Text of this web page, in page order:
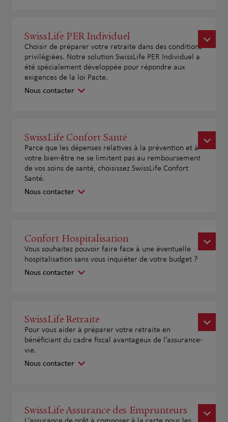
SwissLife PER Individuel
Choisir de préparer votre retraite dans des conditions
privilégiées. Notre solution SwissLife PER Individuel a
été spécialement développée pour répondre aux
exigences de la loi Pacte.
Nous contacter
SwissLife Confort Santé
Parce que les dépenses relatives à la prévention et à
votre bien-être ne se limitent pas au remboursement
de vos soins de santé, choisissez SwissLife Confort
Santé.
Nous contacter
Confort Hospitalisation
Vous souhaitez pouvoir faire face à une éventuelle
hospitalisation sans vous inquiéter de votre budget ?
Nous contacter
SwissLife Retraite
Pour vous aider à préparer votre retraite en
bénéficiant du cadre fiscal avantageux de l'assurance-
vie.
Nous contacter
SwissLife Assurance des Emprunteurs